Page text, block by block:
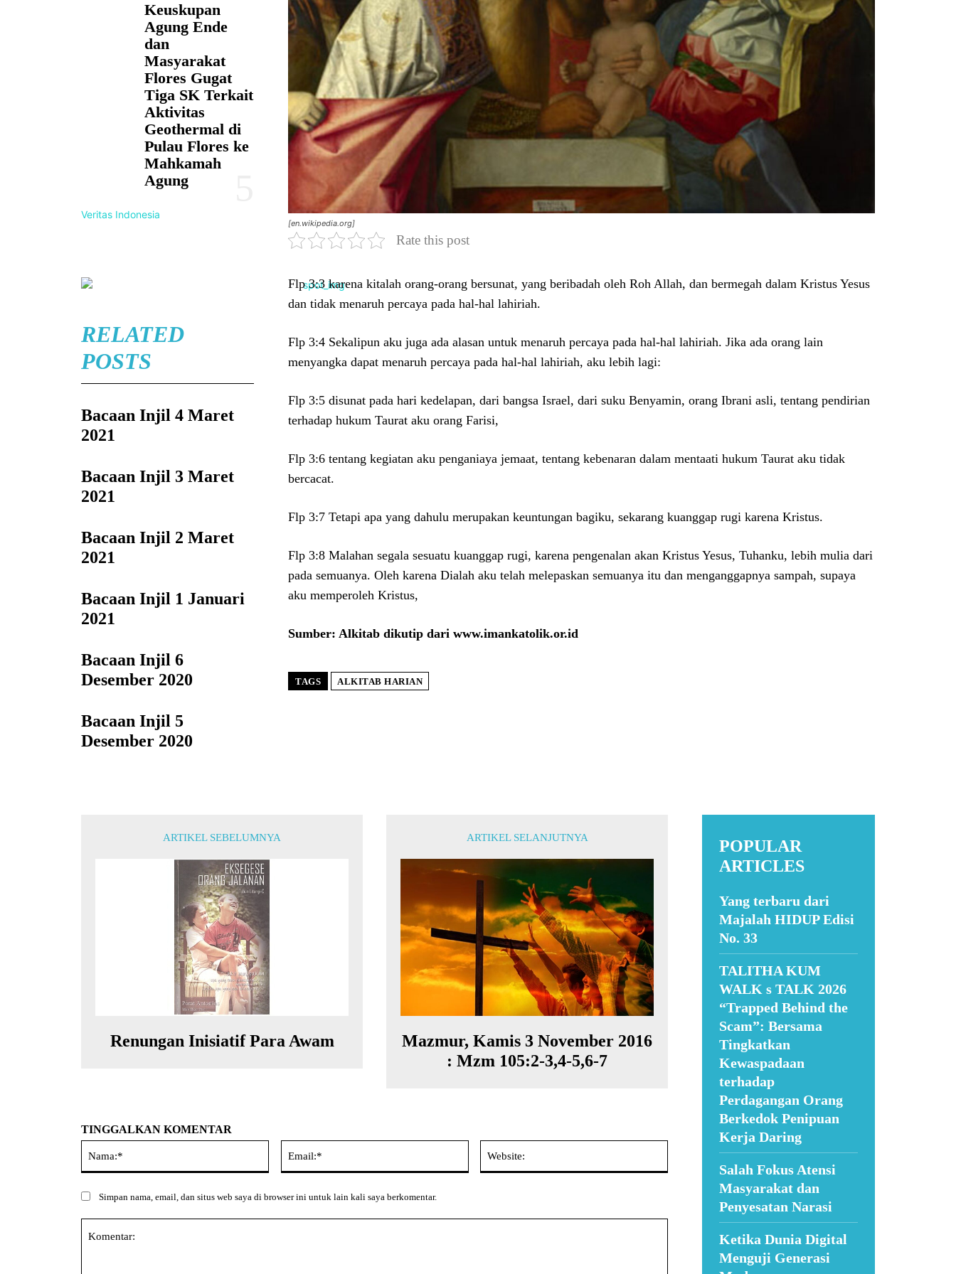
Keuskupan
Agung Ende
dan
Masyarakat
Flores Gugat
Tiga SK Terkait
Aktivitas
Geothermal di
Pulau Flores ke
Mahkamah
Agung
Veritas Indonesia
RELATED
POSTS
Bacaan Injil 4 Maret
2021
Bacaan Injil 3 Maret
2021
Bacaan Injil 2 Maret
2021
Bacaan Injil 1 Januari
2021
Bacaan Injil 6
Desember 2020
Bacaan Injil 5
Desember 2020
[en.wikipedia.org]
Rate this post
Flp 3:3 karena kitalah orang-orang bersunat, yang beribadah oleh Roh Allah, dan bermegah dalam Kristus Yesus
dan tidak menaruh percaya pada hal-hal lahiriah.
Flp 3:4 Sekalipun aku juga ada alasan untuk menaruh percaya pada hal-hal lahiriah. Jika ada orang lain
menyangka dapat menaruh percaya pada hal-hal lahiriah, aku lebih lagi:
Flp 3:5 disunat pada hari kedelapan, dari bangsa Israel, dari suku Benyamin, orang Ibrani asli, tentang pendirian
terhadap hukum Taurat aku orang Farisi,
Flp 3:6 tentang kegiatan aku penganiaya jemaat, tentang kebenaran dalam mentaati hukum Taurat aku tidak
bercacat.
Flp 3:7 Tetapi apa yang dahulu merupakan keuntungan bagiku, sekarang kuanggap rugi karena Kristus.
Flp 3:8 Malahan segala sesuatu kuanggap rugi, karena pengenalan akan Kristus Yesus, Tuhanku, lebih mulia dari
pada semuanya. Oleh karena Dialah aku telah melepaskan semuanya itu dan menganggapnya sampah, supaya
aku memperoleh Kristus,
Sumber: Alkitab dikutip dari www.imankatolik.or.id
TAGS ALKITAB HARIAN
ARTIKEL SEBELUMNYA
Renungan Inisiatif Para Awam
ARTIKEL SELANJUTNYA
Mazmur, Kamis 3 November 2016
: Mzm 105:2-3,4-5,6-7
TINGGALKAN KOMENTAR
Simpan nama, email, dan situs web saya di browser ini untuk lain kali saya berkomentar.
POPULAR
ARTICLES
Yang terbaru dari
Majalah HIDUP Edisi
No. 33
TALITHA KUM
WALK s TALK 2026
“Trapped Behind the
Scam”: Bersama
Tingkatkan
Kewaspadaan
terhadap
Perdagangan Orang
Berkedok Penipuan
Kerja Daring
Salah Fokus Atensi
Masyarakat dan
Penyesatan Narasi
Ketika Dunia Digital
Menguji Generasi